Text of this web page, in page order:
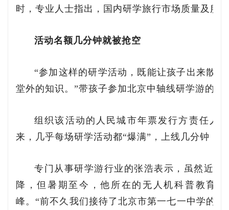
时，专业人士指出，国内研学旅行市场质量及服
活动名额几分钟就被抢空
“参加这样的研学活动，既能让孩子出来散
堂外的知识。”带孩子参加北京中轴线研学游的徐
组织该活动的人民城市年票发行方责任人
来，几乎每场研学活动都“爆满”，上线几分钟，
专门从事研学游行业的张浩表示，虽然近两
降，但暑期至今，他所在的无人机科普教育
峰。“前不久我们接待了北京市第一七一中学的